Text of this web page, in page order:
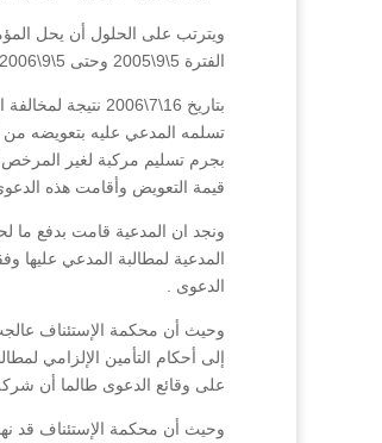
ويترتب على الحلول أن يحل
الفترة 5\9\2005 وحتى 5\9\2006 .
تسلمه المدعي عليه بتعويضه من
بجرم تسليم مركبة لغير المرخص
قيمة التعويض وأقامت هذه
ونجد ان المدعية قامت بدفع ما
الدعوى .
وحيث أن محكمة الإستئناف
على وقائع الدعوى طالما أن شركة
وحيث أن محكمة الإستئناف قد